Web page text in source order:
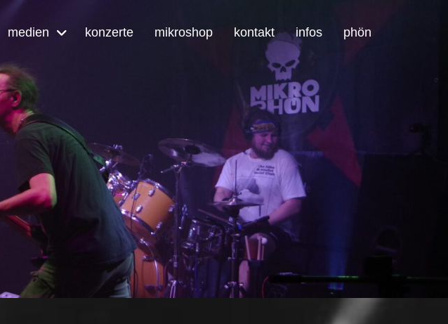
medien konzerte mikroshop kontakt infos phön